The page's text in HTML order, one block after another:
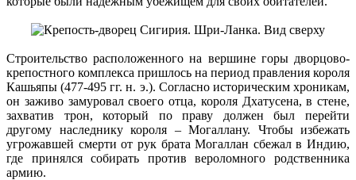
Строительство расположенного на вершине горы дворцово-
крепостного комплекса пришлось на период правления короля
Кашьяпы (477-495 гг. н. э.). Согласно историческим хроникам,
он заживо замуровал своего отца, короля Дхатусена, в стене,
захватив трон, который по праву должен был перейти
другому наследнику короля – Могаллану. Чтобы избежать
угрожавшей смерти от рук брата Могаллан сбежал в Индию,
где принялся собирать против вероломного родственника
армию.